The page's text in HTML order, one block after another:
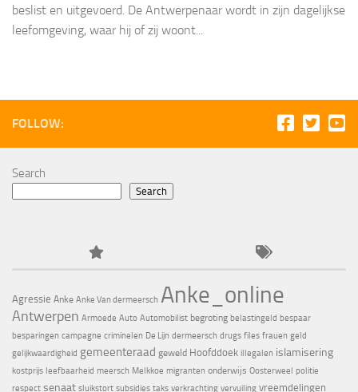
beslist en uitgevoerd. De Antwerpenaar wordt in zijn dagelijkse
leefomgeving, waar hij of zij woont...
FOLLOW:
Search
Search
Agressie Anke Anke Van dermeersch Anke_online
Antwerpen Armoede Auto Automobilist begroting belastingeld bespaar
besparingen campagne criminelen De Lijn dermeersch drugs files frauen geld
gelijkwaardigheid gemeenteraad geweld Hoofddoek illegalen islamisering
kostprijs leefbaarheid meersch Melkkoe migranten onderwijs Oosterweel politie
respect senaat sluikstort subsidies taks verkrachting vervuiling vreemdelingen